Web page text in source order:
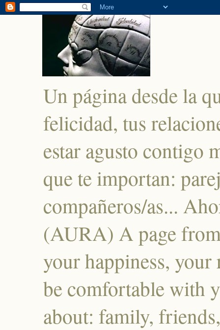
Un página desde la
felicidad, tus
estar agusto contigo
que te importan:
compañeros/as...
(AURA) A page
your happiness,
be comfortable with
about: family,